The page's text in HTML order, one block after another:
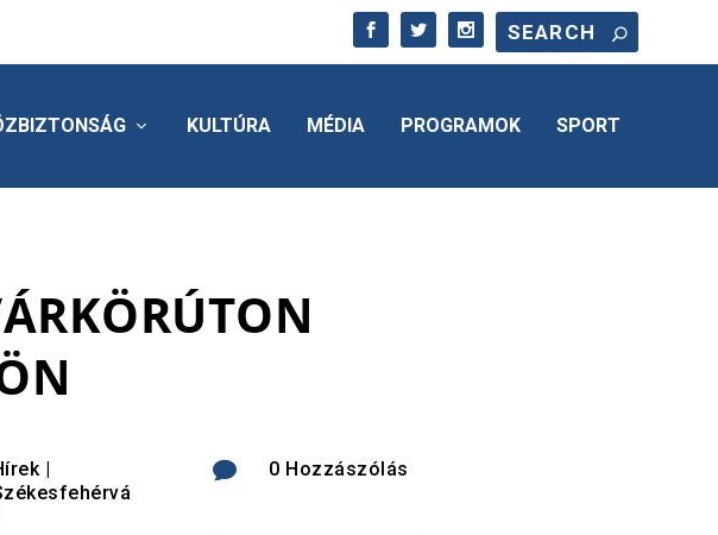
KULTÚRA MÉDIA PROGRAMOK SPORT
|
 0 Hozzászólás